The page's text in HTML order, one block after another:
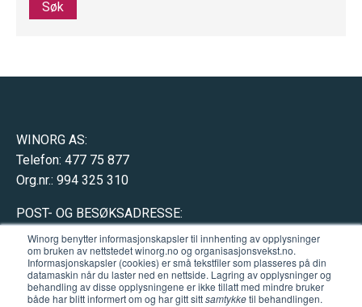
Winorg benytter informasjonskapsler til innhenting av opplysninger
om bruken av nettstedet winorg.no og organisasjonsvekst.no.
Informasjonskapsler (cookies) er små tekstfiler som plasseres på din
datamaskin når du laster ned en nettside. Lagring av opplysninger og
behandling av disse opplysningene er ikke tillatt med mindre bruker
både har blitt informert om og har gitt sittsamtykketil behandlingen.
Søk
WINORG AS:
Telefon: 477 75 877
Org.nr.: 994 325 310
POST- OG BESØKSADRESSE:
Hausmannsgate 17
0182 Oslo (åpne kart)